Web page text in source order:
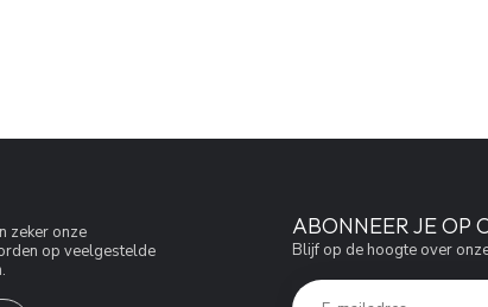
zeker onze
op veelgestelde
ABONNEER JE OP
Blijf op de hoogte over